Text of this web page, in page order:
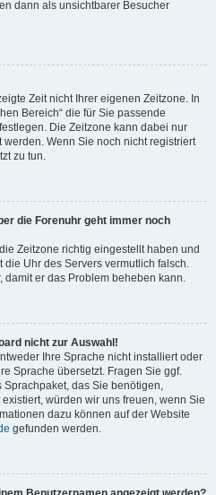
dann als unsichtbarer Besucher
Zeit nicht Ihrer eigenen Zeitzone. In
Bereich“ die für Sie passende
Die Zeitzone kann dabei nur
Wenn Sie noch nicht registriert
zu tun.
die Forenuhr geht immer noch
Zeitzone richtig eingestellt haben und
die Uhr des Servers vermutlich falsch.
damit er das Problem beheben kann.
nicht zur Auswahl!
Ihre Sprache nicht installiert oder
Sprache übersetzt. Fragen Sie ggf.
das Sie benötigen,
würden wir uns freuen, wenn Sie
dazu können auf der Website
gefunden werden.